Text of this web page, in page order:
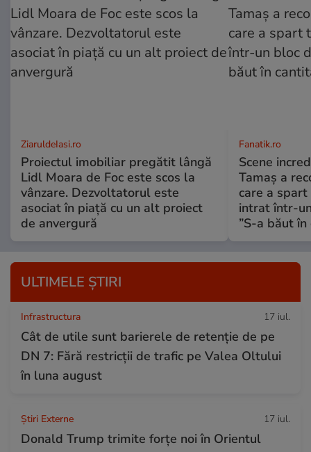
ZiaruldeIasi.ro
Proiectul imobiliar pregătit lângă
Lidl Moara de Foc este scos la
vânzare. Dezvoltatorul este
asociat în piață cu un alt proiect
de anvergură
Fanatik.ro
Scene
Tamaș a
care a
intrat într-
”S-a băut
ULTIMELE ȘTIRI
Infrastructura 17 iul.
Cât de utile sunt barierele de retenție de pe
DN 7: Fără restricții de trafic pe Valea Oltului
în luna august
Știri Externe 17 iul.
Donald Trump trimite forțe noi în Orientul